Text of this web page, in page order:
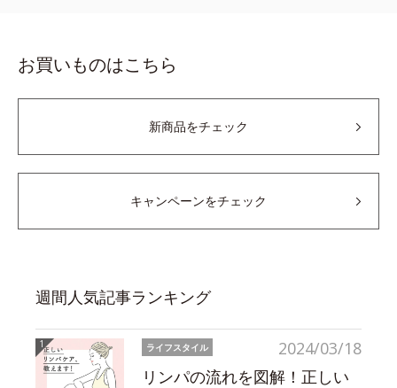
お買いものはこちら
新商品をチェック
キャンペーンをチェック
週間人気記事ランキング
2024/03/18
ライフスタイル
リンパの流れを図解！正しい